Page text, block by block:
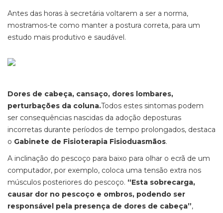
Antes das horas à secretária voltarem a ser a norma,
mostramos-te como manter a postura correta, para um
estudo mais produtivo e saudável.
Dores de cabeça, cansaço, dores lombares,
perturbações da coluna.Todos estes sintomas podem
ser consequências nascidas da adoção deposturas
incorretas durante períodos de tempo prolongados, destaca
o Gabinete de Fisioterapia Fisioduasmãos.
A inclinação do pescoço para baixo para olhar o ecrã de um
computador, por exemplo, coloca uma tensão extra nos
músculos posteriores do pescoço. “Esta sobrecarga,
causar dor no pescoço e ombros, podendo ser
responsável pela presença de dores de cabeça”,